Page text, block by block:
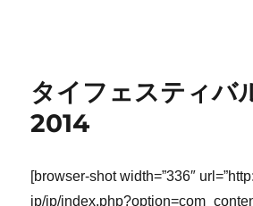
タイフェスティバ
2014
[browser-shot width=”336″
jp/jp/